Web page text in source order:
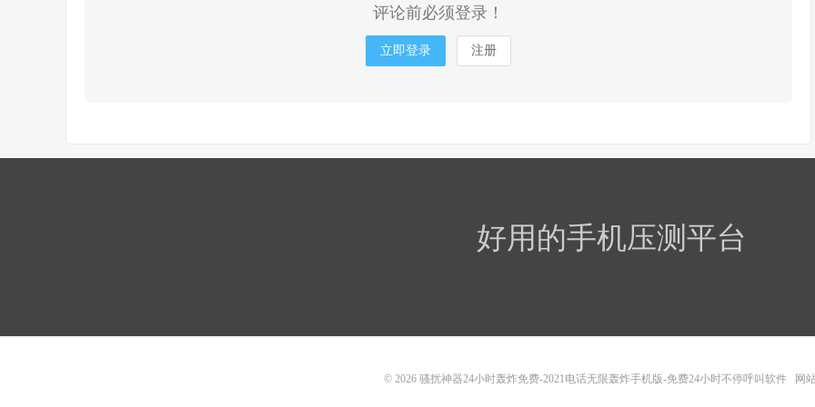
评论前必须登录！
立即登录 注册
好用的手机压测平台
© 2026 骚扰神器24小时轰炸免费-2021电话无限轰炸手机版-免费24小时不停呼叫软件 网